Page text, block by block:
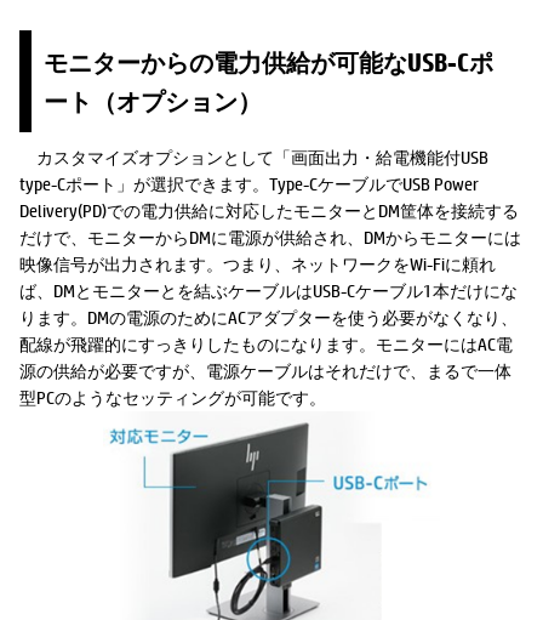
モニターからの電力供給が可能なUSB-Cポ
ート（オプション）
カスタマイズオプションとして「画面出力・給電機能付USB
type-Cポート」が選択できます。Type-CケーブルでUSB Power
Delivery(PD)での電力供給に対応したモニターとDM筐体を接続する
だけで、モニターからDMに電源が供給され、DMからモニターには
映像信号が出力されます。つまり、ネットワークをWi-Fiに頼れ
ば、DMとモニターとを結ぶケーブルはUSB-Cケーブル1本だけにな
ります。DMの電源のためにACアダプターを使う必要がなくなり、
配線が飛躍的にすっきりしたものになります。モニターにはAC電
源の供給が必要ですが、電源ケーブルはそれだけで、まるで一体
型PCのようなセッティングが可能です。